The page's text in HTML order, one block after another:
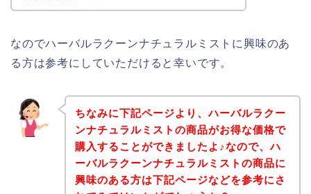
なのでハーバルラクーンナチュラルミストに興味のあ
る方は参考にしていただけると幸いです。
ちなみに下記ページより、ハーバルラクー
ンナチュラルミストの商品がお得な価格で
購入することができましたよ♪なので、ハ
ーバルラクーンナチュラルミストの商品に
興味のある方は下記ページなどを参考にさ